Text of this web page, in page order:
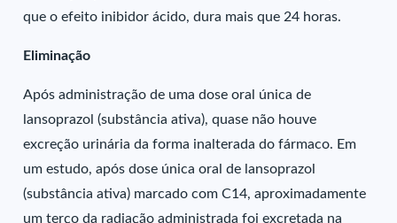
que o efeito inibidor ácido, dura mais que 24 horas.
Eliminação
Após administração de uma dose oral única de
lansoprazol (substância ativa), quase não houve
excreção urinária da forma inalterada do fármaco. Em
um estudo, após dose única oral de lansoprazol
(substância ativa) marcado com C14, aproximadamente
um terço da radiação administrada foi excretada na